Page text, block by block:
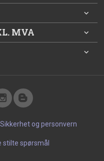
MVA
Sikkerhet og personvern
stilte spørsmål